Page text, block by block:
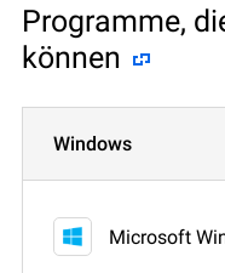
Programme,
können
Windows
Microsoft